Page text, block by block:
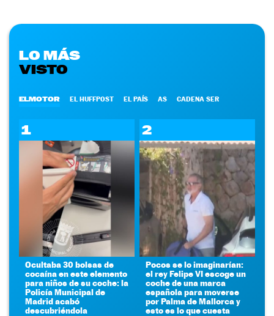
LO MÁS
VISTO
ELMOTOR EL HUFFPOST EL PAÍS AS CADENA SER
1
Ocultaba 30 bolsas de
cocaína en este elemento
para niños de su coche: la
Policía Municipal de
Madrid acabó
descubriéndola
2
Pocos se lo imaginarían:
el rey Felipe VI escoge un
coche de una marca
española para moverse
por Palma de Mallorca y
esto es lo que cuesta